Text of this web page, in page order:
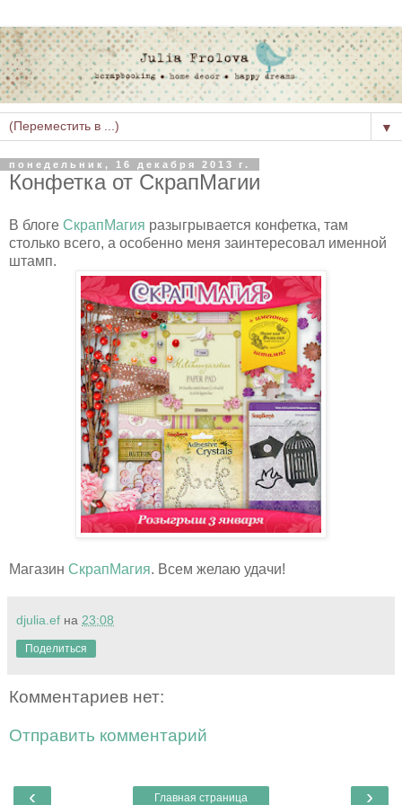
▼
понедельник, 16 декабря 2013 г.
Конфетка от СкрапМагии
В блоге СкрапМагия разыгрывается конфетка, там
столько всего, а особенно меня заинтересовал именной
штамп.
Магазин СкрапМагия. Всем желаю удачи!
djulia.ef на 23:08
Поделиться
Комментариев нет:
Отправить комментарий
‹ ›
Главная страница